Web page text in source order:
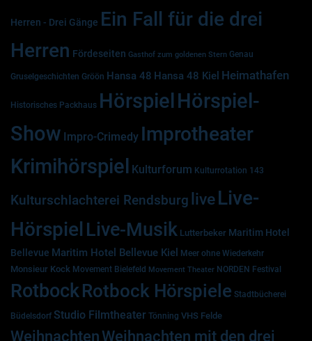
Herren - Drei Gänge Ein Fall für die drei
Herren Fördeseiten Gasthof zum goldenen Stern Genau
Gruselgeschichten Gröön Hansa 48 Hansa 48 Kiel Heimathafen
Historisches Packhaus HörspielHörspiel-
Show Impro-Crimedy Improtheater
Krimihörspiel Kulturforum Kulturrotation 143
Kulturschlachterei Rendsburg liveLive-
Hörspiel Live-Musik Lutterbeker Maritim Hotel
Bellevue Maritim Hotel Bellevue Kiel Meer ohne Wiederkehr
Monsieur Kock Movement Bielefeld Movement Theater NORDEN Festival
RotbockRotbock Hörspiele Stadtbücherei
Büdelsdorf Studio Filmtheater Tönning VHS Felde
WeihnachtenWeihnachten mit den drei